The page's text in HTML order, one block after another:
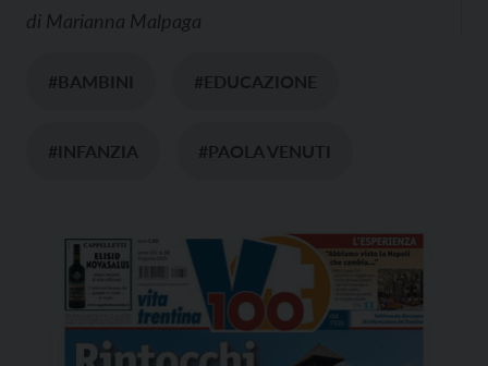
di Marianna Malpaga
#BAMBINI #EDUCAZIONE
#INFANZIA #PAOLA VENUTI